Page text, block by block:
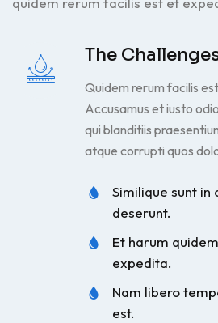
The
Quidem rerum facilis
Accusamus et iusto
qui blanditiis
atque corrupti quos
Similique sunt in
deserunt.
Et harum
expedita.
Nam libero
est.